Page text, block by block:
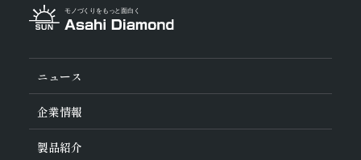
ニュース
企業情報
旭ダイヤについて
ダイヤの輪
製品紹介